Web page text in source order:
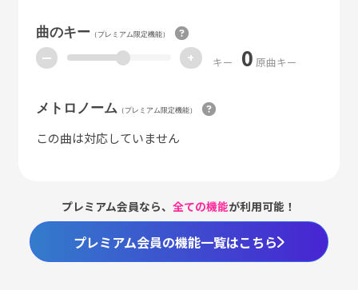
曲のキー（プレミアム限定機能）
ー + キー 0 原曲キー
メトロノーム （プレミアム限定機能）
この曲は対応していません
プレミアム会員なら、全ての機能が利用可能！
プレミアム会員の機能一覧はこちら